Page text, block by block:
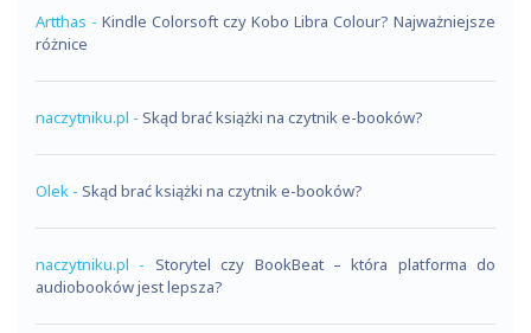
Artthas - Kindle Colorsoft czy Kobo Libra Colour? Najważniejsze
różnice
naczytniku.pl - Skąd brać książki na czytnik e-booków?
Olek - Skąd brać książki na czytnik e-booków?
naczytniku.pl - Storytel czy BookBeat – która platforma do
audiobooków jest lepsza?